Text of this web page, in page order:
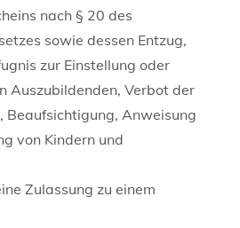
nach § 20 des
sowie dessen Entzug,
zur Einstellung oder
Auszubildenden, Verbot der
Beaufsichtigung, Anweisung
von Kindern und
Zulassung zu einem